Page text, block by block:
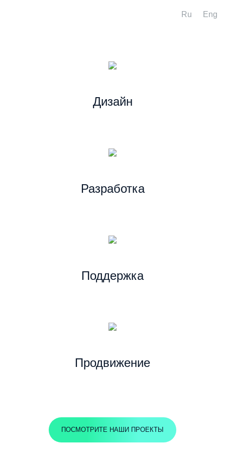
Ru Eng
Дизайн
Разработка
Поддержка
Продвижение
ПОСМОТРИТЕ НАШИ ПРОЕКТЫ